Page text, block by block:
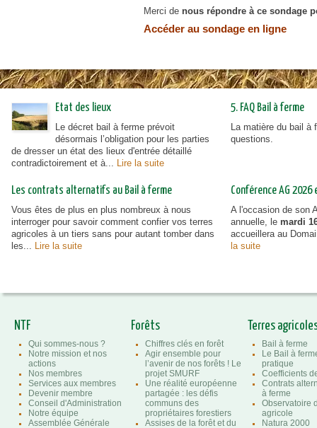
Merci de nous répondre à ce sondage
Accéder au sondage en ligne
Etat des lieux
Le décret bail à ferme prévoit
désormais l’obligation pour les parties
de dresser un état des lieux d'entrée détaillé
contradictoirement et à... Lire la suite
5. FAQ Bail à ferme
La matière du bail à
questions.
Les contrats alternatifs au Bail à ferme
Vous êtes de plus en plus nombreux à nous
interroger pour savoir comment confier vos terres
agricoles à un tiers sans pour autant tomber dans
les... Lire la suite
Conférence AG
A l'occasion de son
annuelle, le mardi
accueillera au
la suite
NTF
Qui sommes-nous ?
Notre mission et nos
actions
Nos membres
Services aux membres
Devenir membre
Conseil d'Administration
Notre équipe
Assemblée Générale
Forêts
Chiffres clés en forêt
Agir ensemble pour
l’avenir de nos forêts ! Le
projet SMURF
Une réalité européenne
partagée : les défis
communs des
propriétaires forestiers
Assises de la forêt et du
Terres
Bail à ferme
Le Bail à
pratique
Coefficients
Contrats
à ferme
Observatoire
agricole
Natura 2000